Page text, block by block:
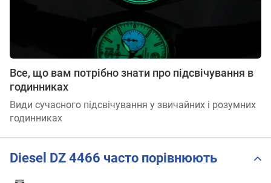
Все, що вам потрібно знати про підсвічування в
годинниках
Види сучасного підсвічування у звичайних і розумних
годинниках
Diesel DZ 4466 часто порівнюють